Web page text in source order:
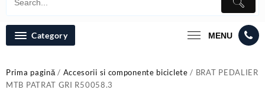
Category MENU
Prima pagină/ Accesorii si componente biciclete / BRAT PEDALIER
MTB PATRAT GRI R50058.3